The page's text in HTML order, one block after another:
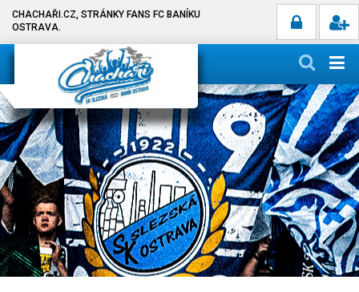
CHACHAŘI.CZ, STRÁNKY FANS FC BANÍKU
OSTRAVA.